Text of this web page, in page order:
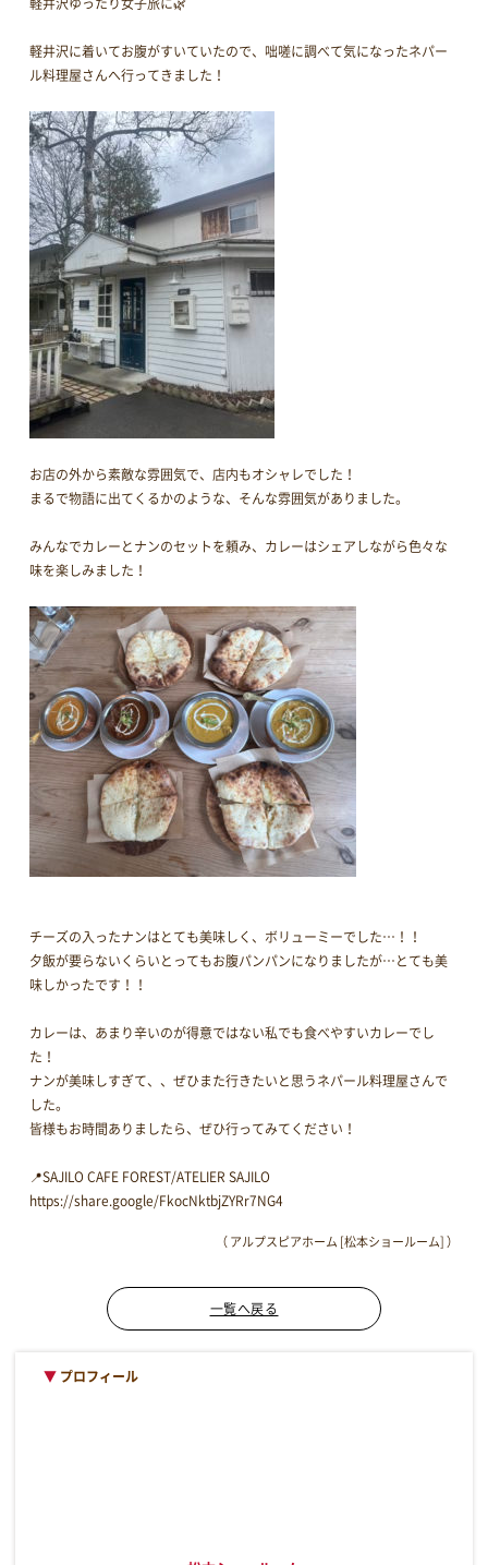
軽井沢に着いてお腹がすいていたので、咄嗟に調べて気になったネパー
ル料理屋さんへ行ってきました！
お店の外から素敵な雰囲気で、店内もオシャレでした！
まるで物語に出てくるかのような、そんな雰囲気がありました。
みんなでカレーとナンのセットを頼み、カレーはシェアしながら色々な
味を楽しみました！
チーズの入ったナンはとても美味しく、ボリューミーでした…！！
夕飯が要らないくらいとってもお腹パンパンになりましたが…とても美
味しかったです！！
カレーは、あまり辛いのが得意ではない私でも食べやすいカレーでし
た！
ナンが美味しすぎて、、ぜひまた行きたいと思うネパール料理屋さんで
した。
皆様もお時間ありましたら、ぜひ行ってみてください！
📍SAJILO CAFE FOREST/ATELIER SAJILO
https://share.google/FkocNktbjZYRr7NG4
（ アルプスピアホーム [松本ショールーム] ）
一覧へ戻る
▼ プロフィール